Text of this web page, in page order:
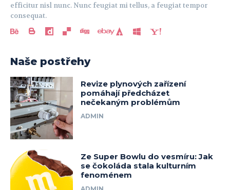
efficitur nisl nunc. Nunc feugiat mi tellus, a feugiat tempor
consequat.
Naše postřehy
Revize plynových zařízení
pomáhají předcházet
nečekaným problémům
ADMIN
Ze Super Bowlu do vesmíru: Jak
se čokoláda stala kulturním
fenoménem